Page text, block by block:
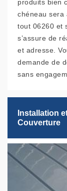
produits bien
chéneau sera
tout 06260 et
s’assure de
et adresse.
demande de
sans
Installation
Couverture